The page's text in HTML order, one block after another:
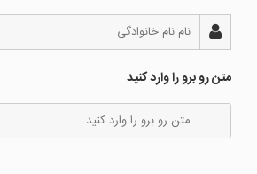
متن رو برو را وارد کنید